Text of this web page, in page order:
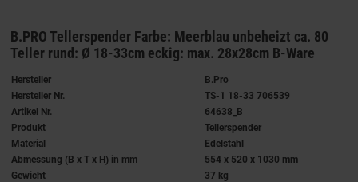
B.PRO Tellerspender Farbe: Meerblau unbeheizt ca. 80
Teller rund: Ø 18-33cm eckig: max. 28x28cm B-Ware
Hersteller
B.Pro
Hersteller Nr.
TS-1 18-33 706539
Artikel Nr.
64638_B
Produkt
Tellerspender
Material
Edelstahl
Abmessung (B x T x H) in mm
554 x 520 x 1030 mm
Gewicht
37 kg